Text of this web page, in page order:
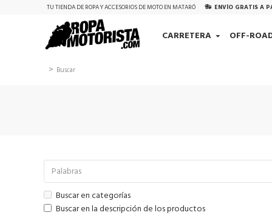
TU TIENDA DE ROPA Y ACCESORIOS DE MOTO EN MATARÓ ENVÍO GRATIS A
CARRETERA OFF-
Buscar
Buscar en categorías
Buscar en la descripción de los productos